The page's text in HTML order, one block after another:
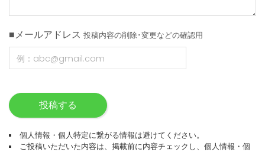
■メールアドレス 投稿内容の削除･変更などの確認用
投稿する
個人情報・個人特定に繋がる情報は避けてください。
ご投稿いただいた内容は、掲載前に内容チェックし、個人情報・個